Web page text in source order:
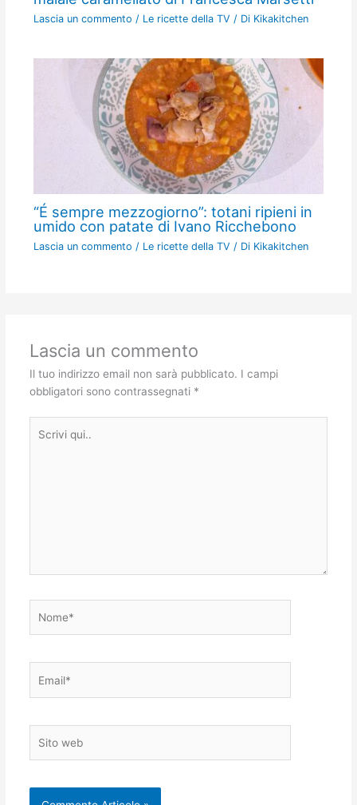
Lascia un commento / Le ricette della TV / Di Kikakitchen
“É sempre mezzogiorno”: totani ripieni in
umido con patate di Ivano Ricchebono
Lascia un commento / Le ricette della TV / Di Kikakitchen
Lascia un commento
Il tuo indirizzo email non sarà pubblicato. I campi
obbligatori sono contrassegnati *
qui..
web